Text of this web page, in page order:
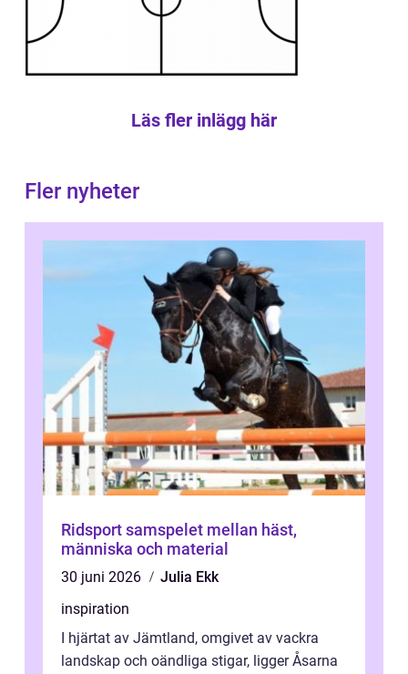
Läs fler inlägg här
Fler nyheter
Ridsport samspelet mellan häst,
människa och material
30 juni 2026
Julia Ekk
inspiration
I hjärtat av Jämtland, omgivet av vackra
landskap och oändliga stigar, ligger Åsarna